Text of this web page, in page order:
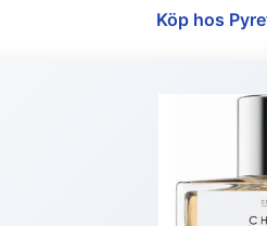
Köp hos